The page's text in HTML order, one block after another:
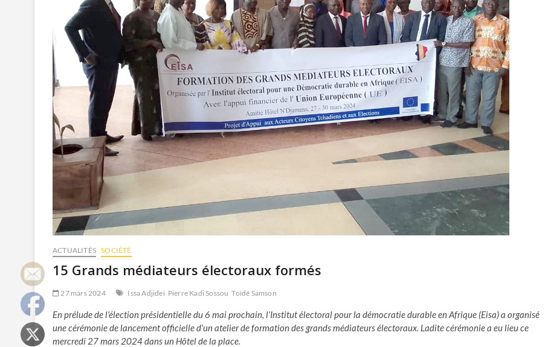
ACTUALITÉS SOCIÉTÉ
15 Grands médiateurs électoraux formés
27 mars 2024 Issa Adjidei Pierre Kadi Sossou Toïdé Samson
En prélude de l’élection présidentielle du 6 mai prochain, l’Institut électoral pour la démocratie durable en Afrique (Eisa) a organisé
une cérémonie de lancement officielle d’un atelier de formation des grands médiateurs électoraux. Ladite cérémonie a eu lieu ce
mercredi 27 mars 2024 dans un Hôtel de la place.